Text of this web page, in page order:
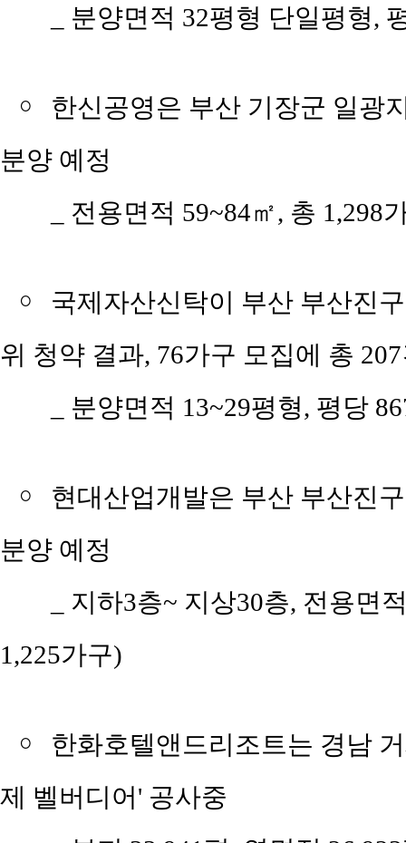
_ 분양면적 32평형 단일평형,
￮
한신공영은 부산 기장군 일광
분양 예정
_ 전용면적 59~84㎡, 총 1,298
￮
국제자산신탁이 부산 부산진
위 청약 결과, 76가구 모집에 총
_ 분양면적 13~29평형, 평당
￮
현대산업개발은 부산 부산진
분양 예정
_ 지하3층~ 지상30층, 전용면
1,225가구)
￮
한화호텔앤드리조트는 경남
제 벨버디어' 공사중